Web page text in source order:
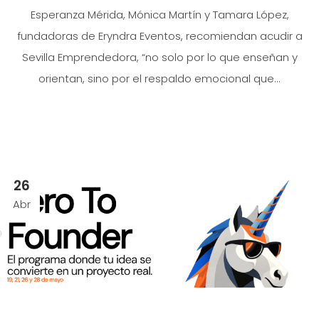
Esperanza Mérida, Mónica Martín y Tamara López,
fundadoras de Eryndra Eventos, recomiendan acudir a
Sevilla Emprendedora, “no solo por lo que enseñan y
orientan, sino por el respaldo emocional que...
26
Abr